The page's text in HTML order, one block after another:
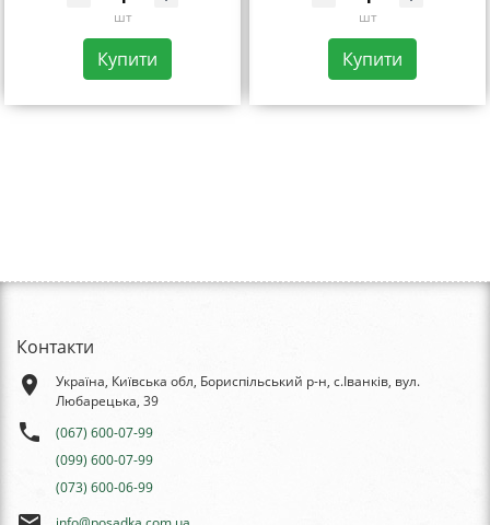
шт
Купити
шт
Купити
Контакти
place
Україна, Київська обл, Бориспільський р-н, с.Іванків, вул.
Любарецька, 39
phone
(067) 600-07-99
(099) 600-07-99
(073) 600-06-99